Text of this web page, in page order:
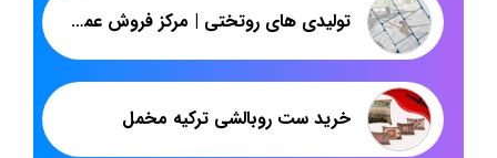
تولیدی های روتختی | مرکز فروش عمده روتختی دونفره عروس تهران
خرید ست روبالشی ترکیه مخمل